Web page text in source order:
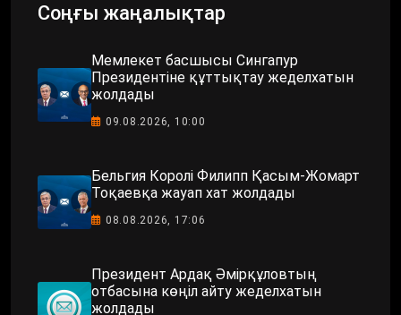
Соңғы жаңалықтар
Мемлекет басшысы Сингапур
Президентіне құттықтау жеделхатын
жолдады
09.08.2026, 10:00
Бельгия Королі Филипп Қасым-Жомарт
Тоқаевқа жауап хат жолдады
08.08.2026, 17:06
Президент Ардақ Әмірқұловтың
отбасына көңіл айту жеделхатын
жолдады